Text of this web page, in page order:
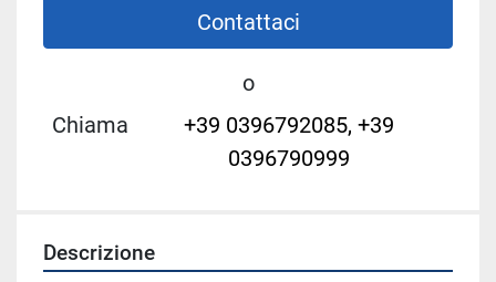
Contattaci
o
Chiama
+39 0396792085, +39
0396790999
Descrizione